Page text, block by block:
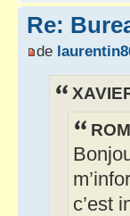
Re:
de
c’est